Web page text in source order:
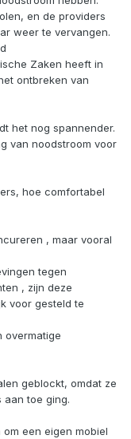
en de providers
weer te vervangen.
Zaken heeft in
ontbreken van
het nog spannender.
van noodstroom voor
hoe comfortabel
, maar vooral
tegen
, zijn deze
voor gesteld te
overmatige
geblockt, omdat ze
aan toe ging.
een eigen mobiel